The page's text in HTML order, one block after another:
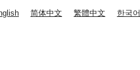
简体中文 繁體中文 한국어